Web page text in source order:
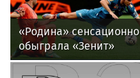
«Родина» сенсационно
обыграла «Зенит»
и одержала первую
победу в РПЛ